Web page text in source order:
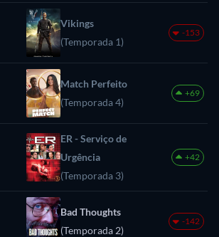
Vikings
(Temporada 1)
-153
Match Perfeito
(Temporada 4)
+69
ER - Serviço de
Urgência
(Temporada 3)
+42
Bad Thoughts
(Temporada 2)
-142